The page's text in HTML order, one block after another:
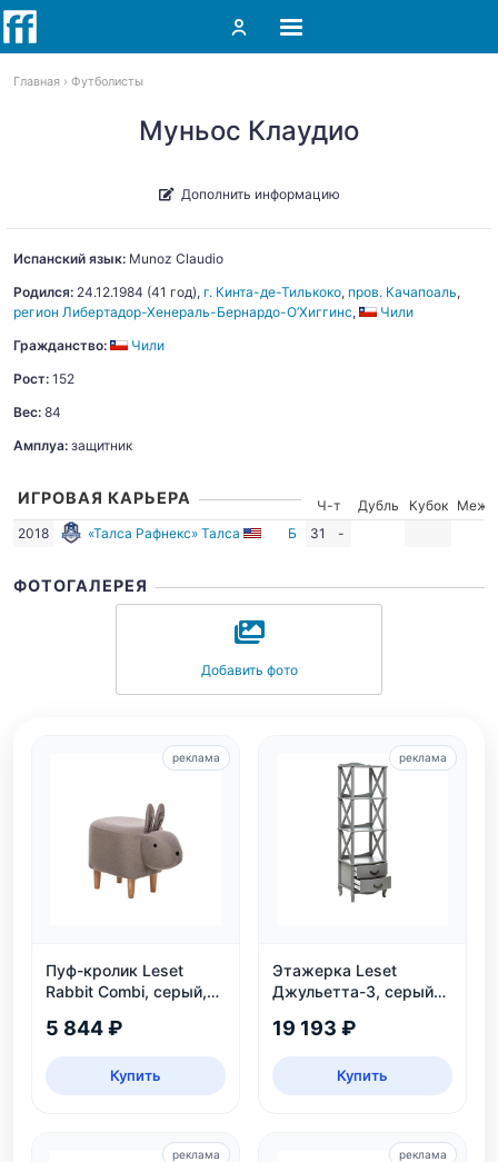
Главная Футболисты
Муньос Клаудио
Дополнить информацию
Испанский язык: Munoz Claudio
Родился: 24.12.1984 (41 год), г. Кинта-де-Тилькоко, пров. Качапоаль,
регион Либертадор-Хенераль-Бернардо-О’Хиггинс,
Чили
Гражданство:
Чили
Рост: 152
Вес: 84
Амплуа: защитник
ИГРОВАЯ КАРЬЕРА Ч-т Дубль Кубок
Межд.
2018
«Талса Рафнекс» Талса Б 31 -
ФОТОГАЛЕРЕЯ
Добавить фото
Пуф-кролик Leset
Rabbit Combi, серый,
кг
5 844 ₽
Купить
реклама
Этажерка Leset
Джульетта-3, серый
19 193 ₽
Купить
реклама
реклама реклама